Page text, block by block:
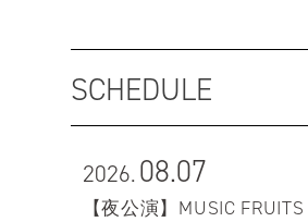
SCHEDULE
2026.08.07
【夜公演】MUSIC FRUITS